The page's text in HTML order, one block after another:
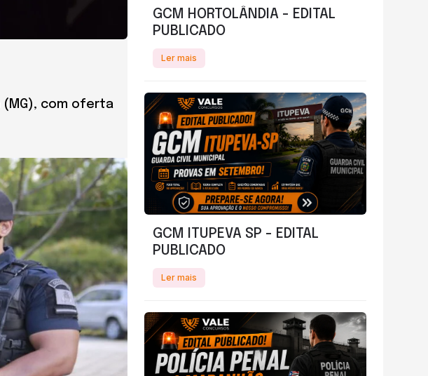
(MG), com oferta
GCM HORTOLÂNDIA - EDITAL
PUBLICADO
Ler mais
GCM ITUPEVA SP - EDITAL
PUBLICADO
Ler mais